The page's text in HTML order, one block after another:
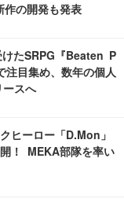
の開発も発表
けたSRPG『Beaten P
目集め、数年の個人
ースへ
ヒーロー「D.Mon」
！ MEKA部隊を率い